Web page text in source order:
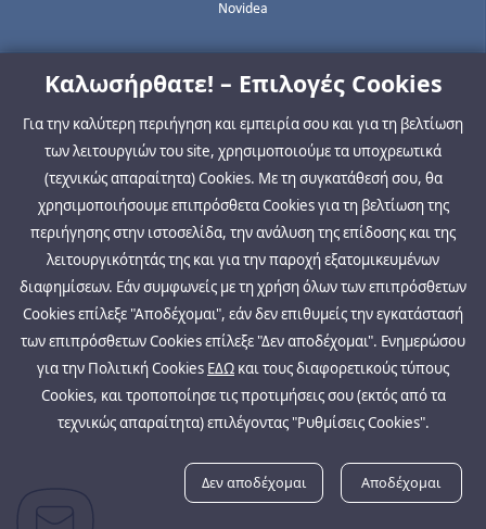
Καλωσήρθατε! – Επιλογές Cookies
Για την καλύτερη περιήγηση και εμπειρία σου και για τη βελτίωση
των λειτουργιών του site, χρησιμοποιούμε τα υποχρεωτικά
(τεχνικώς απαραίτητα) Cookies. Με τη συγκατάθεσή σου, θα
χρησιμοποιήσουμε επιπρόσθετα Cookies για τη βελτίωση της
περιήγησης στην ιστοσελίδα, την ανάλυση της επίδοσης και της
λειτουργικότητάς της και για την παροχή εξατομικευμένων
διαφημίσεων. Εάν συμφωνείς με τη χρήση όλων των επιπρόσθετων
Cookies επίλεξε "Αποδέχομαι", εάν δεν επιθυμείς την εγκατάστασή
των επιπρόσθετων Cookies επίλεξε "Δεν αποδέχομαι". Ενημερώσου
για την Πολιτική Cookies ΕΔΩ και τους διαφορετικούς τύπους
Cookies, και τροποποίησε τις προτιμήσεις σου (εκτός από τα
τεχνικώς απαραίτητα) επιλέγοντας "Ρυθμίσεις Cookies".
Δεν αποδέχομαι Αποδέχομαι
Novidea